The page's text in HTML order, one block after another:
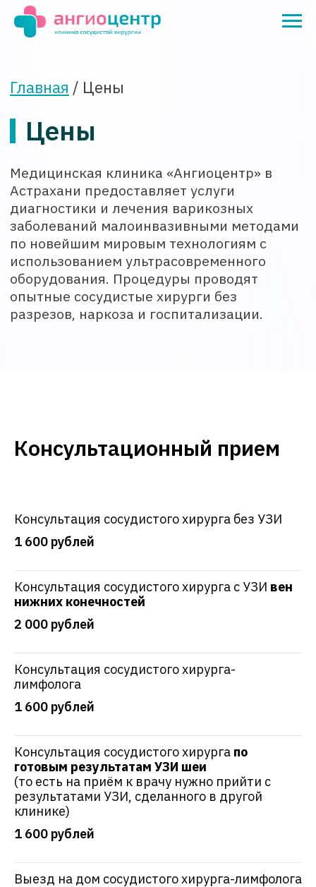
Медицинская клиника «Ангиоцентр» в
Астрахани предоставляет услуги
диагностики и лечения варикозных
по новейшим мировым технологиям с
использованием ультрасовременного
оборудования. Процедуры проводят
опытные сосудистые хирурги без
разрезов, наркоза и госпитализации.
Цены
Консультационный прием
Консультация сосудистого хирурга без УЗИ
1 600 рублей
Консультация сосудистого хирурга с УЗИ вен
нижних конечностей
2 000 рублей
Консультация сосудистого хирурга-
лимфолога
1 600 рублей
Консультация сосудистого хирурга по
готовым результатам УЗИ шеи
(то есть на приём к врачу нужно прийти с
результатами УЗИ, сделанного в другой
клинике)
1 600 рублей
Выезд на дом сосудистого хирурга-лимфолога